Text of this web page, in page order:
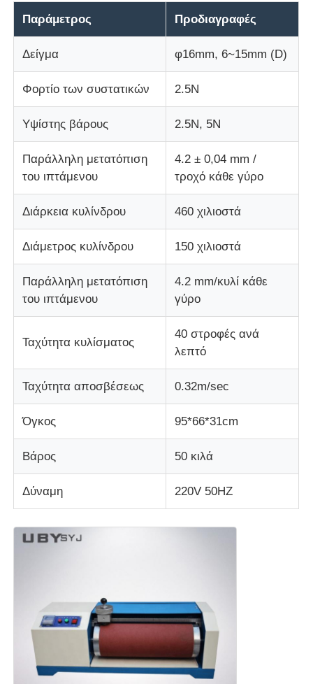
Μηχανή δοκιμής κρούσεων
Μηχανή δοκιμής γδαρσίματος
λαστιχένιος εξοπλισμός δοκιμής
Εξοπλισμός δοκιμής υποδημάτων
Εξοπλισμός δοκιμής δομικών υλικών
Εξοπλισμός δοκιμής συγκολλητικών
μηχανή δοκιμής υφασμάτων
Ελεγκτής θερμοκρασίας και υγρασίας
ελεγκτής σκληρότητας
Παράμετρος Προδιαγραφές
Δείγμα φ16mm, 6~15mm (D)
Φορτίο των συστατικών 2.5N
Υψίστης βάρους 2.5N, 5N
Παράλληλη μετατόπιση
του ιπτάμενου
4.2 ± 0,04 mm /
τροχό κάθε γύρο
Διάρκεια κυλίνδρου 460 χιλιοστά
Διάμετρος κυλίνδρου 150 χιλιοστά
Παράλληλη μετατόπιση
του ιπτάμενου
4.2 mm/κυλί κάθε
γύρο
Ταχύτητα κυλίσματος
40 στροφές ανά
λεπτό
Ταχύτητα αποσβέσεως 0.32m/sec
Όγκος 95*66*31cm
Βάρος 50 κιλά
Δύναμη 220V 50HZ